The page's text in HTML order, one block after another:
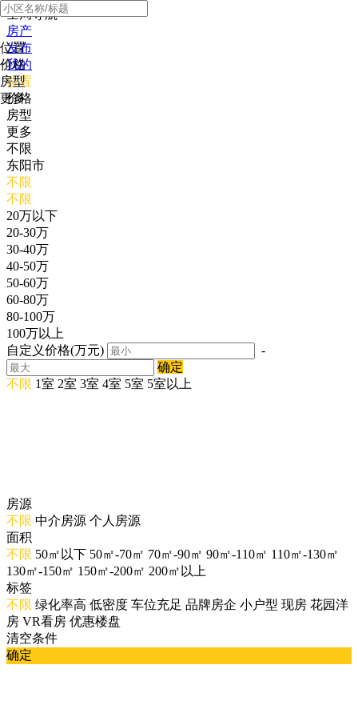
全局导航
房产
发布
我的
位置
价格
房型
更多
位置
价格
房型
更多
不限
东阳市
不限
不限
20万以下
20-30万
30-40万
40-50万
50-60万
60-80万
80-100万
100万以上
自定义价格(万元)
-
确定
不限 1室 2室 3室 4室 5室 5室以上
房源
不限 中介房源 个人房源
面积
不限 50㎡以下 50㎡-70㎡ 70㎡-90㎡ 90㎡-110㎡ 110㎡-130㎡
130㎡-150㎡ 150㎡-200㎡ 200㎡以上
标签
不限 绿化率高 低密度 车位充足 品牌房企 小户型 现房 花园洋
房 VR看房 优惠楼盘
清空条件
确定